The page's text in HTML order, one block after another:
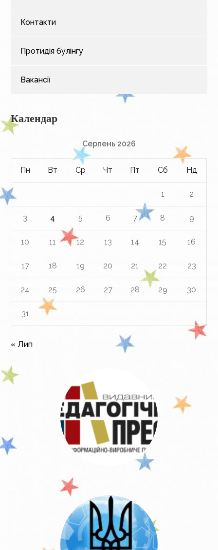
Контакти
Протидія булінгу
Вакансії
Календар
Серпень 2026
Пн Вт Ср Чт Пт Сб Нд
1 2
3 4 5 6 7 8 9
10 11 12 13 14 15 16
17 18 19 20 21 22 23
24 25 26 27 28 29 30
31
« Лип